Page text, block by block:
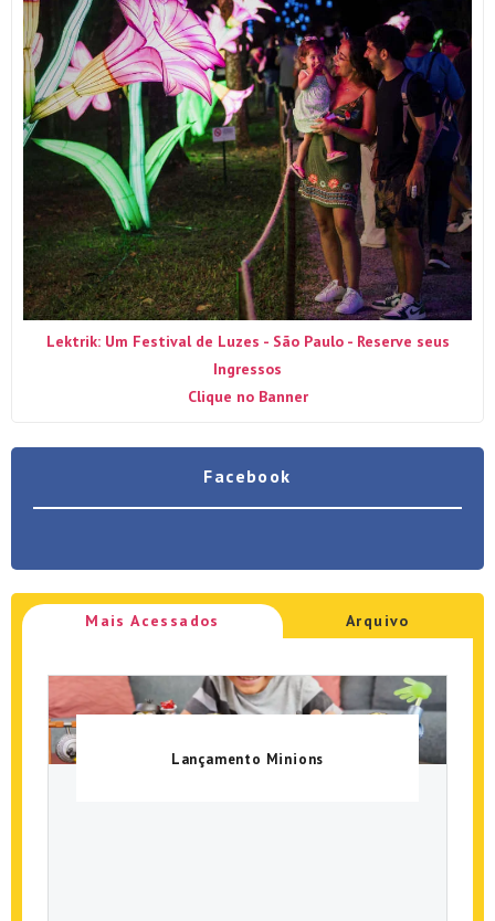
Lektrik: Um Festival de Luzes - São Paulo - Reserve seus
Ingressos
Clique no Banner
Facebook
Mais Acessados Arquivo
Lançamento Minions